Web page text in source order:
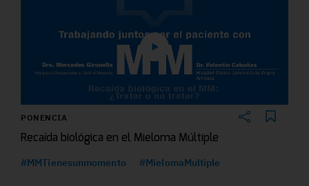
PONENCIA
Recaída biológica en el Mieloma Múltiple
#MMTienesunmomento #MielomaMultiple